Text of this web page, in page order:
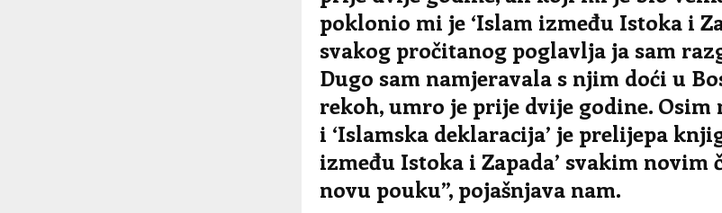
poklonio mi je ‘Islam između Istoka i
svakog pročitanog poglavlja ja sam
Dugo sam namjeravala s njim doći u
rekoh, umro je prije dvije godine. Osim
i ‘Islamska deklaracija’ je prelijepa
između Istoka i Zapada’ svakim novim
novu pouku”, pojašnjava nam.